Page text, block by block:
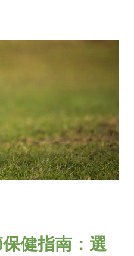
健指南：選